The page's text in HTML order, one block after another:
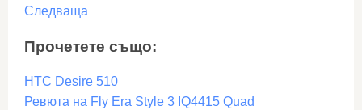
Следваща
Прочетете също:
HTC Desire 510
Ревюта на Fly Era Style 3 IQ4415 Quad